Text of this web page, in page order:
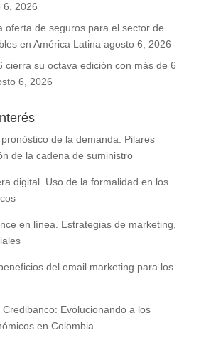
6, 2026
oferta de seguros para el sector de
en América Latina agosto 6, 2026
cierra su octava edición con más de 6
6, 2026
de la demanda. Pilares
de la cadena de suministro
digital. Uso de la formalidad en los
en línea. Estrategias de marketing,
del email marketing para los
Evolucionando a los
en Colombia